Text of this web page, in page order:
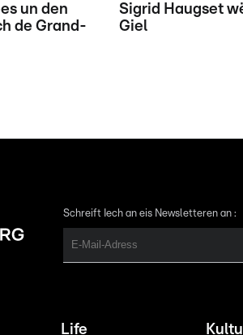
un den
de Grand-
Sigrid Haugset
Giel
Schreift Iech an eis Newsletteren an :
Life